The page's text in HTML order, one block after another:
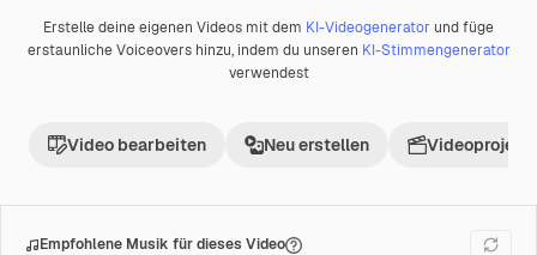
Premium
Erstelle deine eigenen Videos mit dem KI-Videogenerator und füge
erstaunliche Voiceovers hinzu, indem du unseren KI-Stimmengenerator
verwendest
Video bearbeiten Neu erstellen Videoprojekt
Empfohlene Musik für dieses Video